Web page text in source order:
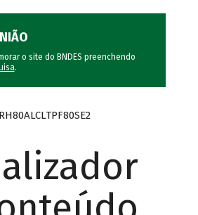
o site do BNDES preenchendo
.